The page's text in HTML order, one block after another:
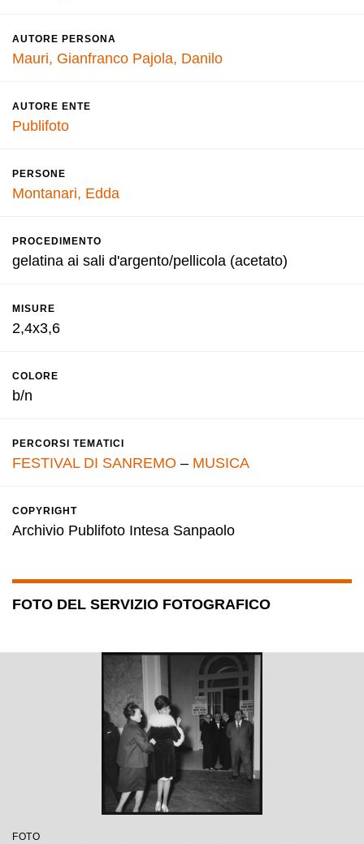
AUTORE PERSONA
Mauri, Gianfranco Pajola, Danilo
AUTORE ENTE
Publifoto
PERSONE
Montanari, Edda
PROCEDIMENTO
gelatina ai sali d'argento/pellicola (acetato)
MISURE
2,4x3,6
COLORE
b/n
PERCORSI TEMATICI
FESTIVAL DI SANREMO – MUSICA
COPYRIGHT
Archivio Publifoto Intesa Sanpaolo
FOTO DEL SERVIZIO FOTOGRAFICO
FOTO